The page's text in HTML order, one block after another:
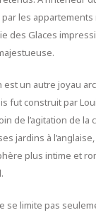
les
des Glaces
est un autre joyau
fut construit par
de l’agitation de la
jardins à
plus intime et
se limite pas